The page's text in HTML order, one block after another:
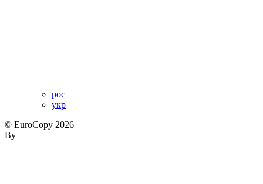
рос
укр
© EuroCopy 2026
By